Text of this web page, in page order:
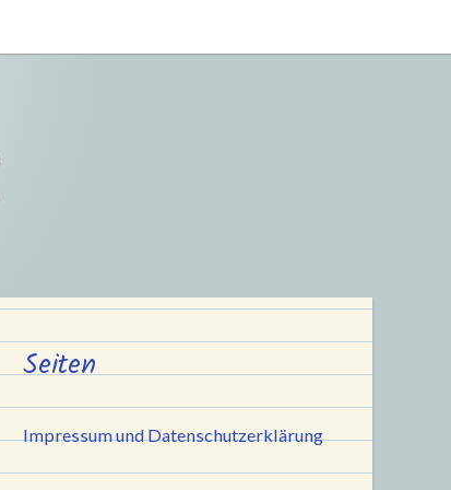
Seiten
Impressum und Datenschutzerklärung